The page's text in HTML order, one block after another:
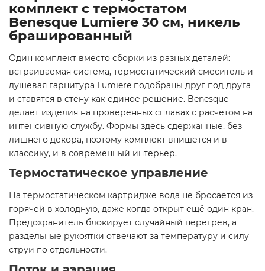
комплект с термостатом
Benesque Lumiere 30 см, никель
брашированный
Один комплект вместо сборки из разных деталей:
встраиваемая система, термостатический смеситель и
душевая гарнитура Lumiere подобраны друг под друга
и ставятся в стену как единое решение. Benesque
делает изделия на проверенных сплавах с расчётом на
интенсивную службу. Формы здесь сдержанные, без
лишнего декора, поэтому комплект впишется и в
классику, и в современный интерьер.
Термостатическое управление
На термостатическом картридже вода не бросается из
горячей в холодную, даже когда открыт ещё один кран.
Предохранитель блокирует случайный перегрев, а
раздельные рукоятки отвечают за температуру и силу
струи по отдельности.